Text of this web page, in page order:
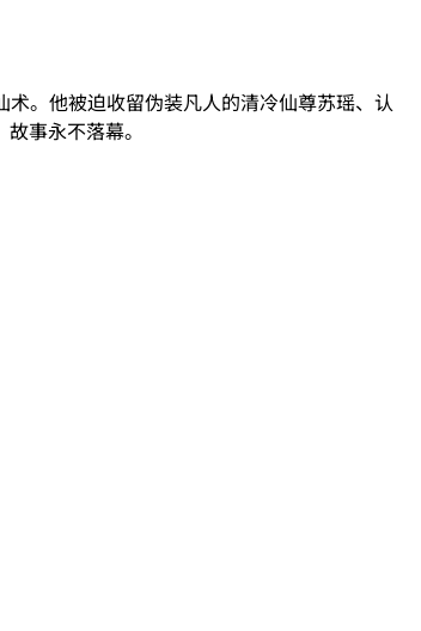
。他被迫收留伪装凡人的清冷仙尊苏瑶、认
事永不落幕。